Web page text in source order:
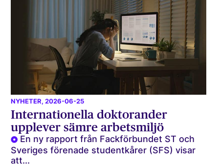
NYHETER, 2026-06-25
Internationella doktorander
upplever sämre arbetsmiljö
En ny rapport från Fackförbundet ST och
Sveriges förenade studentkårer (SFS) visar
att...